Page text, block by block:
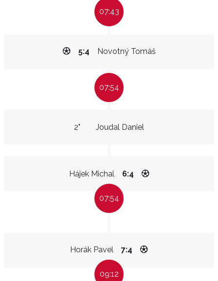
07:43
Novotný Tomáš
5:4
07:54
Joudal Daniel
2"
Hájek Michal 6:4
07:54
Horák Pavel 7:4
09:12